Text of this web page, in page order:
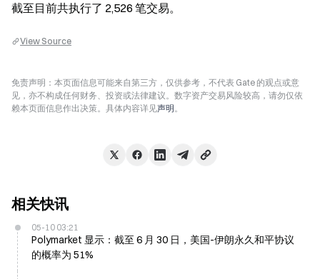
截至目前共执行了 2,526 笔交易。
View Source
免责声明：本页面信息可能来自第三方，仅供参考，不代表 Gate 的观点或意
见，亦不构成任何财务、投资或法律建议。数字资产交易风险较高，请勿仅依
赖本页面信息作出决策。具体内容详见声明。
相关快讯
05-10 03:21
Polymarket 显示：截至 6 月 30 日，美国-伊朗永久和平协议
的概率为 51%